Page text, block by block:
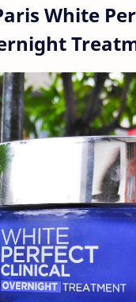
White